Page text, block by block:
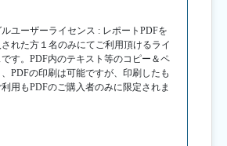
ユーザーライセンス : レポートPDFを
された方１名のみにてご利用頂けるライ
す。PDF内のテキスト等のコピー＆ペ
PDFの印刷は可能ですが、印刷したも
用もPDFのご購入者のみに限定されま